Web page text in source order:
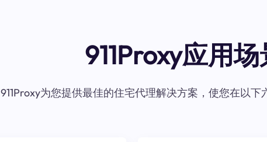
911Proxy应用
911Proxy为您提供最佳的住宅代理解决方案，使您在以下